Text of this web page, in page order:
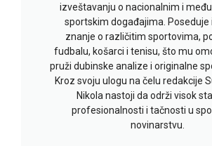
izveštavanju o nacionalnim i
sportskim događajima.
znanje o različitim sportovima,
fudbalu, košarci i tenisu, što mu
pruži dubinske analize i originalne
Kroz svoju ulogu na čelu redakcije
Nikola nastoji da održi visok
profesionalnosti i tačnosti u
novinarstvu.